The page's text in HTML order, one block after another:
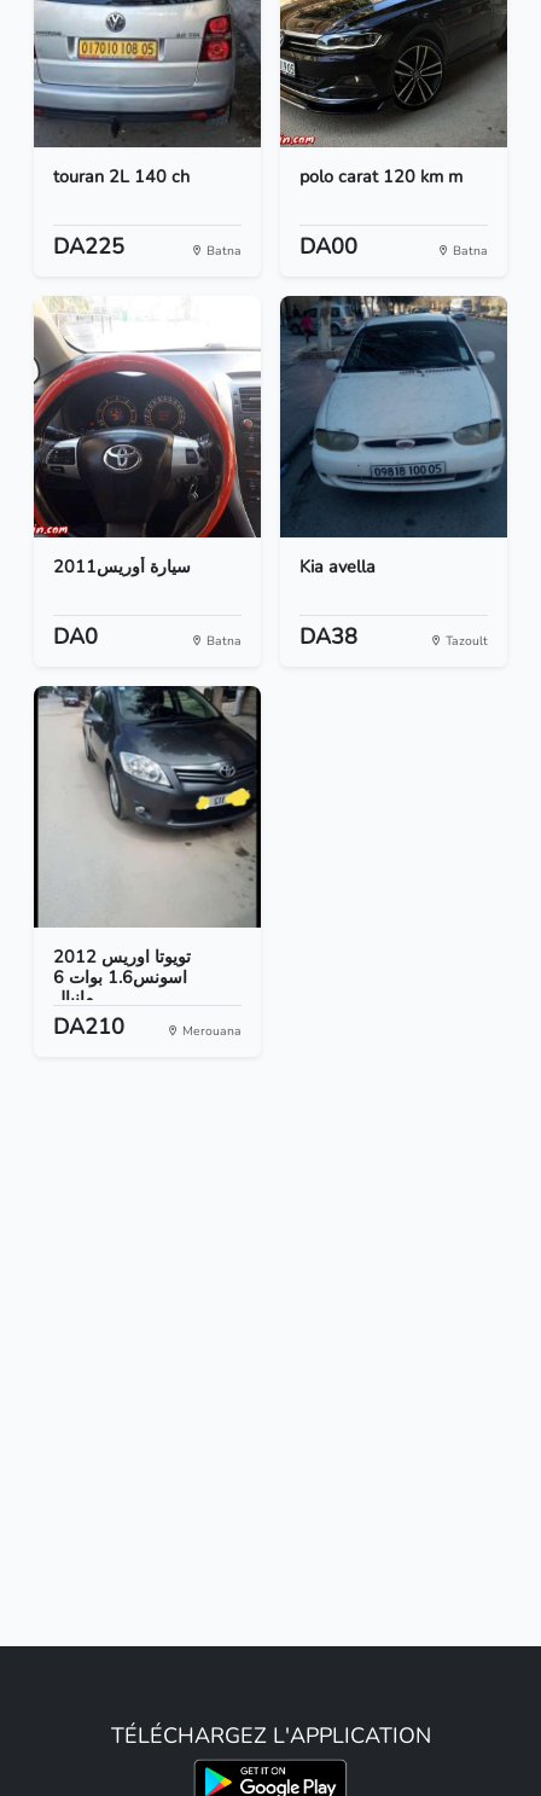
touran 2L 140 ch
DA225 Batna
polo carat 120 km m
DA00 Batna
2011سيارة أوريس
DA0 Batna
Kia avella
DA38 Tazoult
تويوتا اوريس 2012
اسونس1.6 بوات 6
DA210 Merouana
TÉLÉCHARGEZ L'APPLICATION